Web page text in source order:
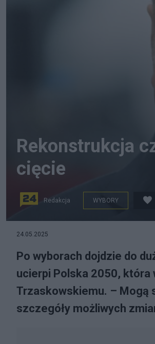
Rekonstrukcja
cięcie
Redakcja WYBORY
24.05.2025
Po wyborach dojdzie do
ucierpi Polska 2050, która
Trzaskowskiemu. – Mogą
szczegóły możliwych